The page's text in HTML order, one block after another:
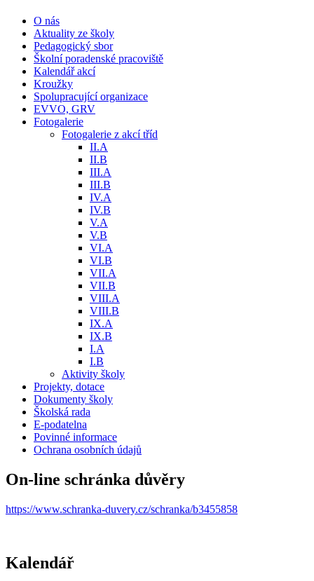
O nás
Aktuality ze školy
Pedagogický sbor
Školní poradenské pracoviště
Kalendář akcí
Kroužky
Spolupracující organizace
EVVO, GRV
Fotogalerie
Fotogalerie z akcí tříd
II.A
II.B
III.A
III.B
IV.A
IV.B
V.A
V.B
VI.A
VI.B
VII.A
VII.B
VIII.A
VIII.B
IX.A
IX.B
I.A
I.B
Aktivity školy
Projekty, dotace
Dokumenty školy
Školská rada
E-podatelna
Povinné informace
Ochrana osobních údajů
On-line schránka důvěry
https://www.schranka-duvery.cz/schranka/b3455858
Kalendář